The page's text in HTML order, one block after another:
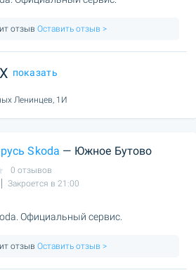
отзыв Оставить отзыв >
показать
Ленинцев, 1И
Skoda — Южное Бутово
0 отзывов
Закроется в 21:00
Официальный сервис.
отзыв Оставить отзыв >